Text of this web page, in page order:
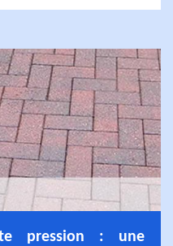
pression : une